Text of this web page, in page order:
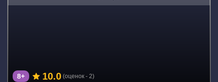
8+ 10.0 (оценок - 2)